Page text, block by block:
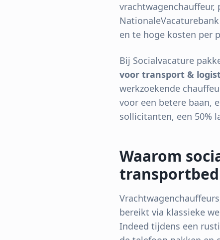
en te hoge kosten per
Bij Socialvacature
voor transport &
werkzoekende
voor een betere baan,
sollicitanten, een 50%
Waarom
bereikt via klassieke
Indeed tijdens een